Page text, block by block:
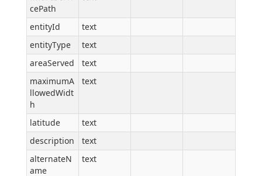
cePath
entityId
text
entityType
text
areaServed
text
maximumA
llowedWidt
h
text
latitude
text
description
text
alternateN
ame
text